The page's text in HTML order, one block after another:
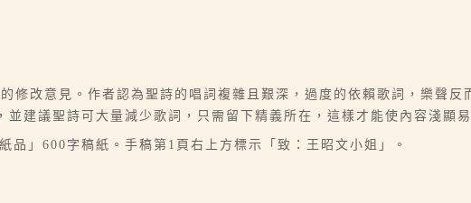
修改意見。作者認為聖詩的唱詞複雜且艱深，過度的依賴歌詞，樂聲
並建議聖詩可大量減少歌詞，只需留下精義所在，這樣才能使內容淺顯
品」600字稿紙。手稿第1頁右上方標示「致：王昭文小姐」。